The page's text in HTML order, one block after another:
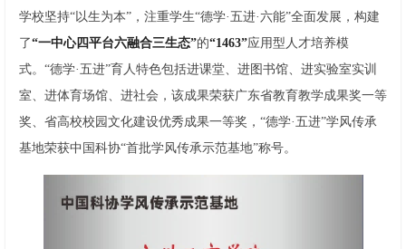
学校坚持“以生为本”，注重学生“德学·五进·六能”全面发展，构建
了“一中心四平台六融合三生态”的“1463”应用型人才培养模
式。“德学·五进”育人特色包括进课堂、进图书馆、进实验室实训
室、进体育场馆、进社会，该成果荣获广东省教育教学成果奖一等
奖、省高校校园文化建设优秀成果一等奖，“德学·五进”学风传承
基地荣获中国科协“首批学风传承示范基地”称号。